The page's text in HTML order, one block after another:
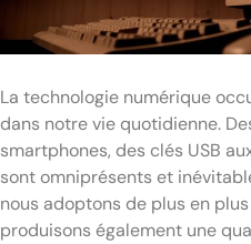
La technologie numérique
dans notre vie quotidienne.
smartphones, des clés USB
sont omniprésents et
nous adoptons de plus en
produisons également une